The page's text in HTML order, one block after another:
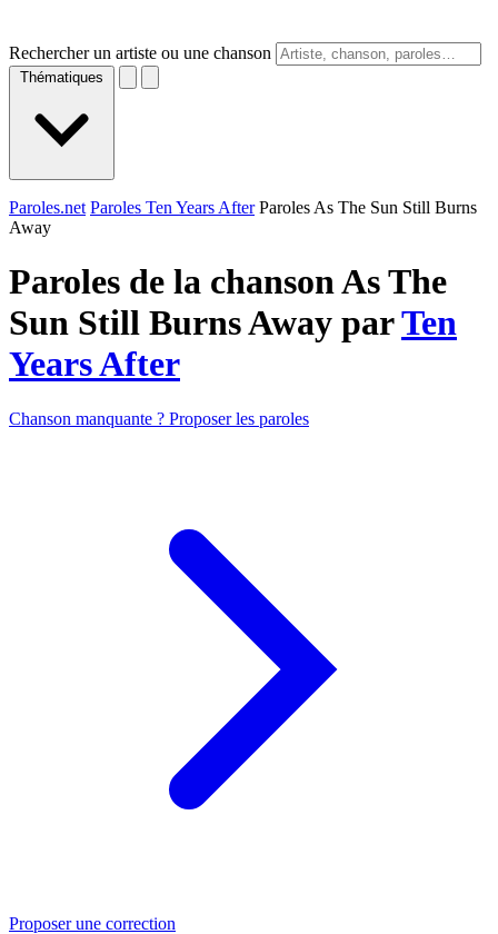
Rechercher un artiste ou une chanson
Thématiques
Paroles.net Paroles Ten Years After Paroles As The Sun Still Burns
Away
Paroles de la chanson As The
Sun Still Burns Away parTen
Years After
Chanson manquante ? Proposer les paroles
Proposer une correction